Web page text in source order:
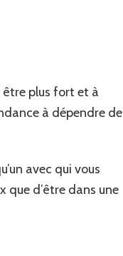
être plus fort et à
à dépendre de
avec qui vous
que d’être dans une